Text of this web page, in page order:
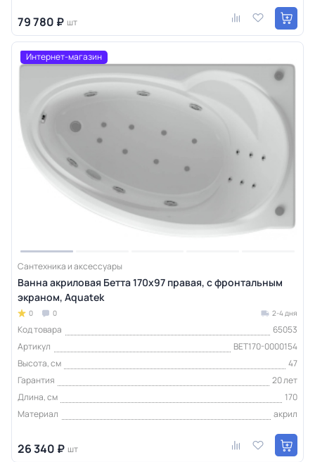
79 780 ₽ шт
Интернет-магазин
Сантехника и аксессуары
Ванна акриловая Бетта 170х97 правая, с фронтальным
экраном, Aquatek
0 0 2-4 дня
Код товара
65053
Артикул
BET170-0000154
Высота, см
47
Гарантия
20 лет
Длина, см
170
Материал
акрил
26 340 ₽ шт